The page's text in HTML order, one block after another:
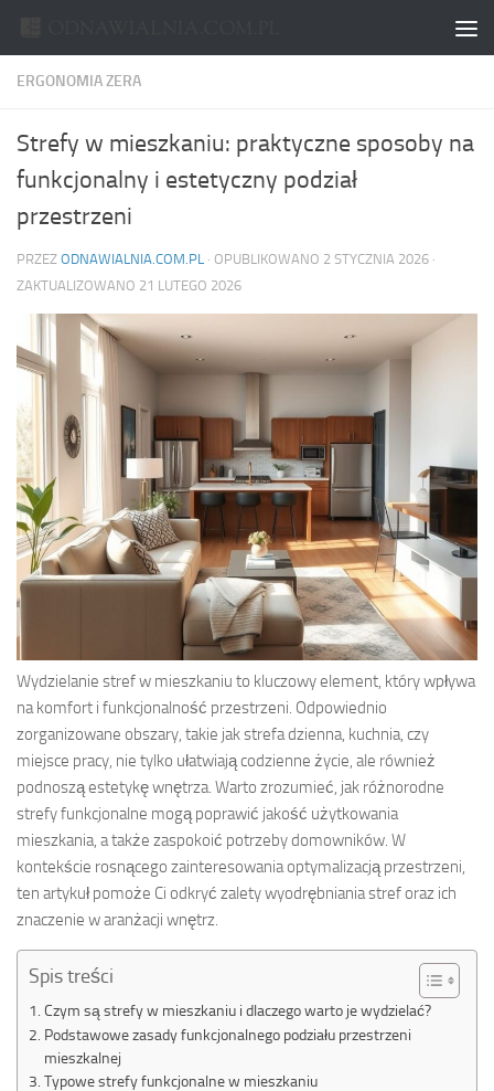
ERGONOMIA ZERA
Strefy w mieszkaniu: praktyczne sposoby na
funkcjonalny i estetyczny podział
przestrzeni
PRZEZ ODNAWIALNIA.COM.PL · OPUBLIKOWANO 2 STYCZNIA 2026 ·
ZAKTUALIZOWANO 21 LUTEGO 2026
Wydzielanie stref w mieszkaniu to kluczowy element, który wpływa
na komfort i funkcjonalność przestrzeni. Odpowiednio
zorganizowane obszary, takie jak strefa dzienna, kuchnia, czy
miejsce pracy, nie tylko ułatwiają codzienne życie, ale również
podnoszą estetykę wnętrza. Warto zrozumieć, jak różnorodne
strefy funkcjonalne mogą poprawić jakość użytkowania
mieszkania, a także zaspokoić potrzeby domowników. W
kontekście rosnącego zainteresowania optymalizacją przestrzeni,
ten artykuł pomoże Ci odkryć zalety wyodrębniania stref oraz ich
znaczenie w aranżacji wnętrz.
Spis treści
Czym są strefy w mieszkaniu i dlaczego warto je wydzielać?
Podstawowe zasady funkcjonalnego podziału przestrzeni
mieszkalnej
Typowe strefy funkcjonalne w mieszkaniu